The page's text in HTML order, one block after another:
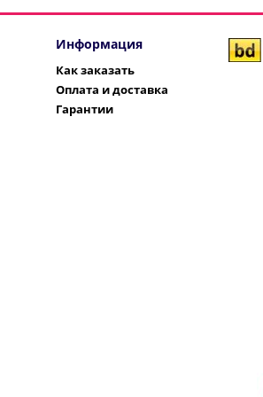
Информация
Как заказать
Оплата и доставка
Гарантии